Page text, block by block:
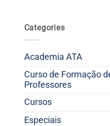
Categories
Academia ATA
Curso de Formação
Professores
Cursos
Especiais